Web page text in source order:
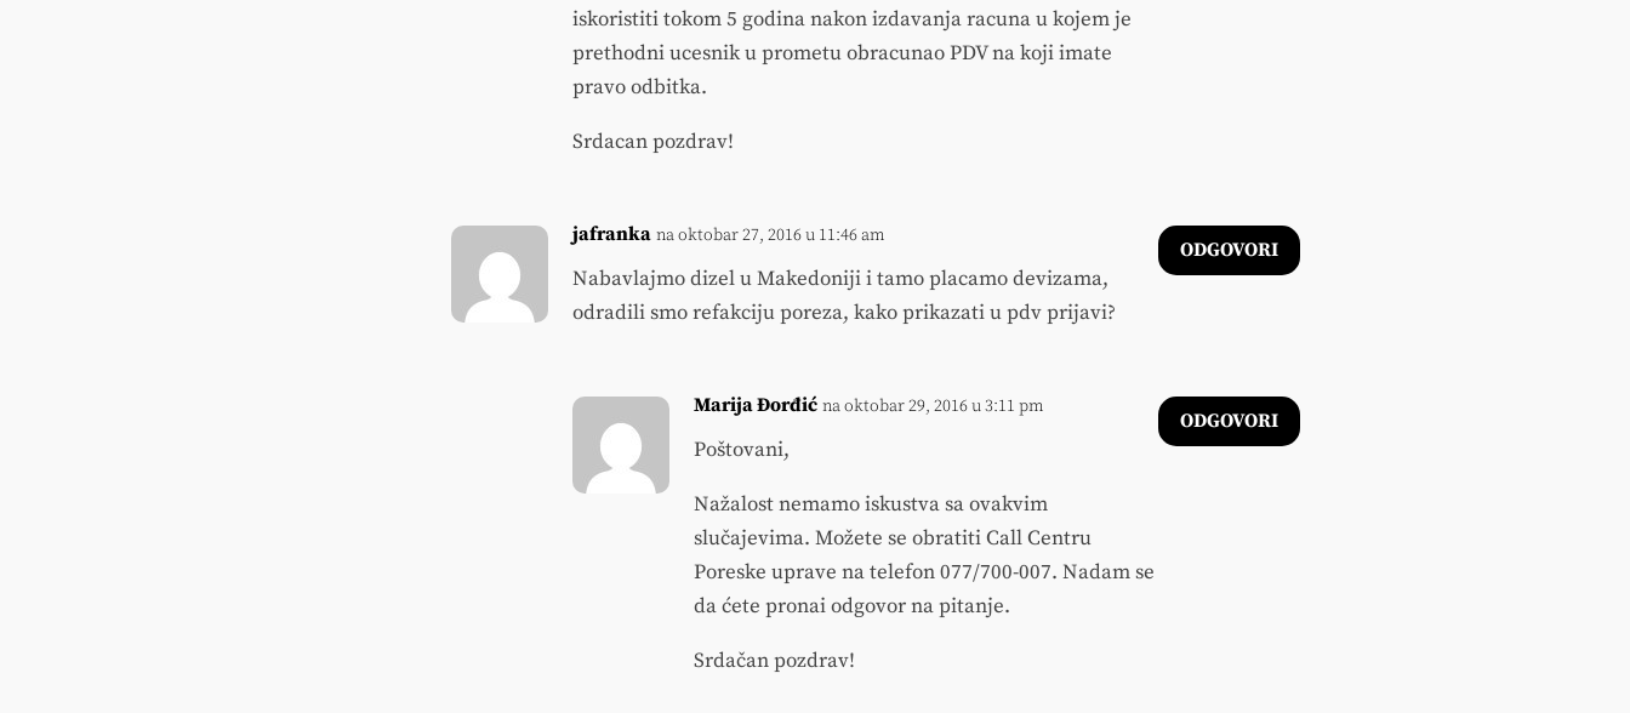
iskoristiti tokom 5 godina nakon izdavanja racuna u kojem je
prethodni ucesnik u prometu obracunao PDV na koji imate
pravo odbitka.
Srdacan pozdrav!
jafranka na oktobar 27, 2016 u 11:46 am
Nabavlajmo dizel u Makedoniji i tamo placamo devizama,
odradili smo refakciju poreza, kako prikazati u pdv prijavi?
ODGOVORI
Marija Đorđić na oktobar 29, 2016 u 3:11 pm
Poštovani,
Nažalost nemamo iskustva sa ovakvim
slučajevima. Možete se obratiti Call Centru
Poreske uprave na telefon 077/700-007. Nadam se
da ćete pronai odgovor na pitanje.
Srdačan pozdrav!
ODGOVORI